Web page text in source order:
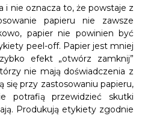
i nie oznacza to, że powstaje z
papieru nie zawsze
papier nie powinien być
peel-off. Papier jest mniej
efekt „otwórz zamknij”
nie mają doświadczenia z
się przy zastosowaniu papieru,
potrafią przewidzieć skutki
Produkują etykiety zgodnie